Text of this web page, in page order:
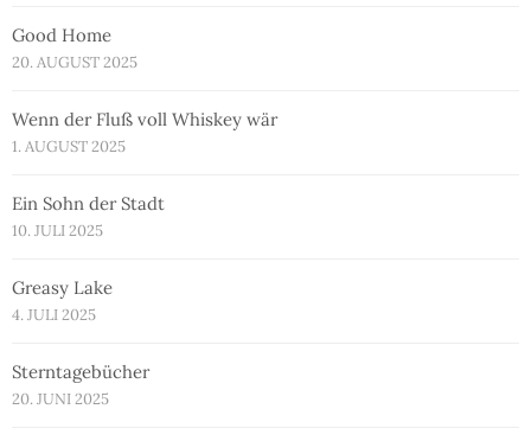
Good Home
20. AUGUST 2025
Wenn der Fluß voll Whiskey wär
1. AUGUST 2025
Ein Sohn der Stadt
10. JULI 2025
Greasy Lake
4. JULI 2025
Sterntagebücher
20. JUNI 2025